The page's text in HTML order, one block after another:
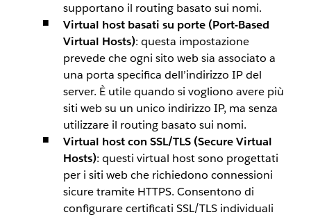
supportano il routing basato sui nomi.
Virtual host basati su porte (Port-Based
Virtual Hosts): questa impostazione
prevede che ogni sito web sia associato a
una porta specifica dell’indirizzo IP del
server. È utile quando si vogliono avere più
siti web su un unico indirizzo IP, ma senza
utilizzare il routing basato sui nomi.
Virtual host con SSL/TLS (Secure Virtual
Hosts): questi virtual host sono progettati
per i siti web che richiedono connessioni
sicure tramite HTTPS. Consentono di
configurare certificati SSL/TLS individuali